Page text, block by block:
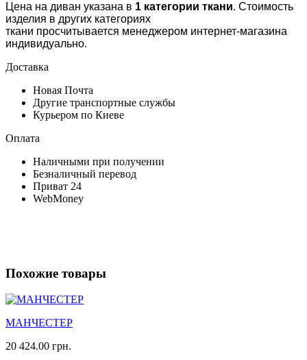
Цена на диван указана в 1 категории ткани. Стоимость
изделия в других категориях
ткани просчитывается менеджером интернет-магазина
индивидуально.
Доставка
Новая Почта
Другие транспортные службы
Курьером по Киеве
Оплата
Наличными при получении
Безналичный перевод
Приват 24
WebMoney
Похожие товары
МАНЧЕСТЕР
20 424.00 грн.